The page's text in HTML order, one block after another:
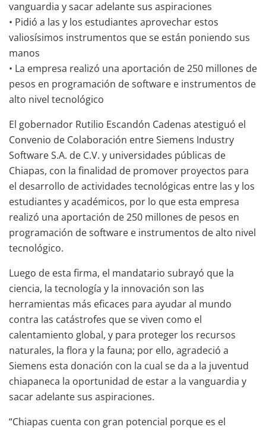
vanguardia y sacar adelante sus aspiraciones
• Pidió a las y los estudiantes aprovechar estos
valiosísimos instrumentos que se están poniendo sus
manos
• La empresa realizó una aportación de 250 millones de
pesos en programación de software e instrumentos de
alto nivel tecnológico
El gobernador Rutilio Escandón Cadenas atestiguó el
Convenio de Colaboración entre Siemens Industry
Software S.A. de C.V. y universidades públicas de
Chiapas, con la finalidad de promover proyectos para
el desarrollo de actividades tecnológicas entre las y los
estudiantes y académicos, por lo que esta empresa
realizó una aportación de 250 millones de pesos en
programación de software e instrumentos de alto nivel
tecnológico.
Luego de esta firma, el mandatario subrayó que la
ciencia, la tecnología y la innovación son las
herramientas más eficaces para ayudar al mundo
contra las catástrofes que se viven como el
calentamiento global, y para proteger los recursos
naturales, la flora y la fauna; por ello, agradeció a
Siemens esta donación con la cual se da a la juventud
chiapaneca la oportunidad de estar a la vanguardia y
sacar adelante sus aspiraciones.
“Chiapas cuenta con gran potencial porque es el